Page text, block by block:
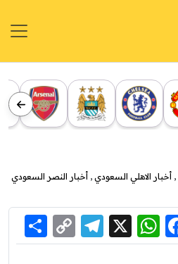
, أخبار الاهلي السعودي , أخبار النصر السعودي
Facebook
WhatsApp
X
Link